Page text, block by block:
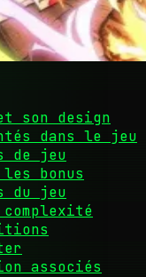
son design
dans le jeu
de jeu
bonus
du jeu
associés